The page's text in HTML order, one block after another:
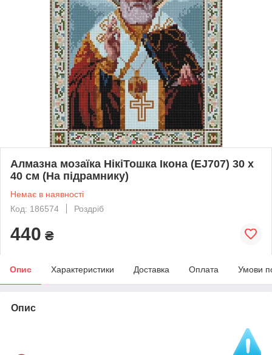
Алмазна мозаїка НікіТошка Ікона (EJ707) 30 х
40 см (На підрамнику)
Немає в наявності
Код: 186574
Роздріб
440 ₴
Опис Характеристики Доставка Оплата Умови
Опис